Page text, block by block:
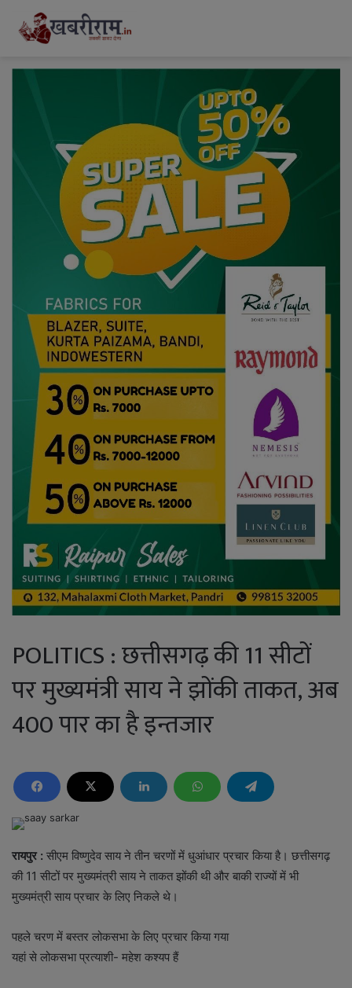
POLITICS : छत्तीसगढ़ की 11 सीटों
पर मुख्यमंत्री साय ने झोंकी ताकत, अब
400 पार का है इन्तजार
रायपुर: सीएम विष्णुदेव साय ने तीन चरणों में धुआंधार प्रचार किया है। छत्तीसगढ़
की 11 सीटों पर मुख्यमंत्री साय ने ताकत झोंकी थी और बाकी राज्यों में भी
मुख्यमंत्री साय प्रचार के लिए निकले थे।
पहले चरण में बस्तर लोकसभा के लिए प्रचार किया गया
यहां से लोकसभा प्रत्याशी- महेश कश्यप हैं